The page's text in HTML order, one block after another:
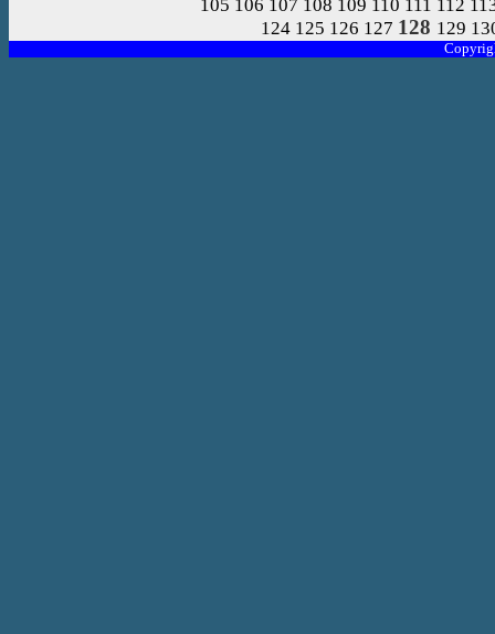
105 106 107 108 109 110 111 112
124 125 126 127 128 129